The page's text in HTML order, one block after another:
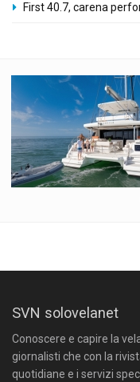
First 40.7, carena
SVN solovelanet
Conoscere e capire la
giornalisti che con la
quotidiane e i servizi